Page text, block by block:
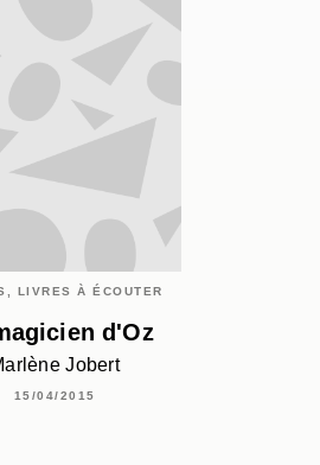
LIVRES À ÉCOUTER
d'Oz
Jobert
15/04/2015